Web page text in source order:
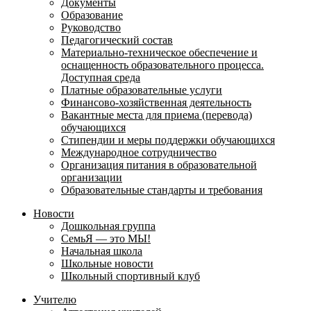
Документы
Образование
Руководство
Педагогический состав
Материально-техническое обеспечение и
оснащенность образовательного процесса.
Доступная среда
Платные образовательные услуги
Финансово-хозяйственная деятельность
Вакантные места для приема (перевода)
обучающихся
Стипендии и меры поддержки обучающихся
Международное сотрудничество
Организация питания в образовательной
организации
Образовательные стандарты и требования
Новости
Дошкольная группа
СемьЯ — это МЫ!
Начальная школа
Школьные новости
Школьный спортивный клуб
Учителю